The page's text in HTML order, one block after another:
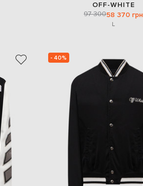
OFF-WHITE
97 30058 370 грн
L
- 40%